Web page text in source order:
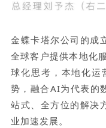
金蝶卡塔尔公司的成
全球客户提供本地化
球化思考，本地化运
势，融合AI为代表的
站式、全方位的解决
业加速发展。